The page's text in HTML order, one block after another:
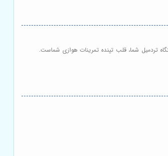
تردمیل شما، قلب تپنده تمرینات هوازی شماست.